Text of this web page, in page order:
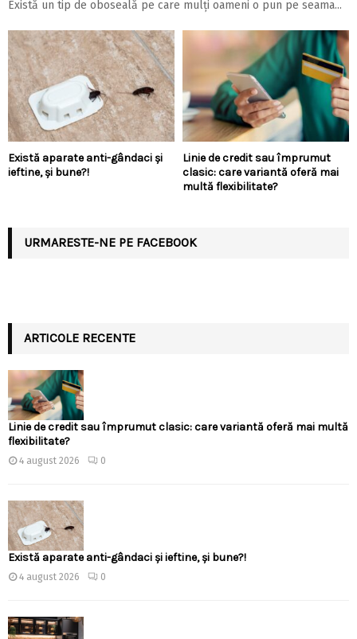
Există un tip de oboseală pe care mulți oameni o pun pe seama...
Există aparate anti-gândaci și
ieftine, și bune?!
Linie de credit sau împrumut
clasic: care variantă oferă mai
multă flexibilitate?
URMARESTE-NE PE FACEBOOK
ARTICOLE RECENTE
Linie de credit sau împrumut clasic: care variantă oferă mai multă
flexibilitate?
4 august 2026 0
Există aparate anti-gândaci și ieftine, și bune?!
4 august 2026 0